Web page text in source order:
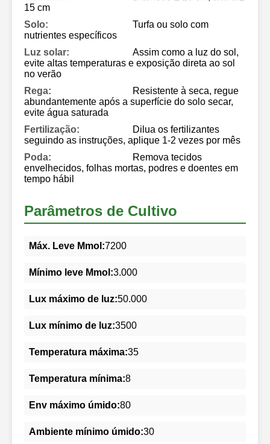
15 cm
Solo:
Turfa ou solo com
nutrientes específicos
Luz solar:
Assim como a luz do sol,
evite altas temperaturas e exposição direta ao sol
no verão
Rega:
Resistente à seca, regue
abundantemente após a superfície do solo secar,
evite água saturada
Fertilização:
Dilua os fertilizantes
seguindo as instruções, aplique 1-2 vezes por mês
Poda:
Remova tecidos
envelhecidos, folhas mortas, podres e doentes em
tempo hábil
Parâmetros de Cultivo
Máx. Leve Mmol:7200
Mínimo leve Mmol:3.000
Lux máximo de luz:50.000
Lux mínimo de luz:3500
Temperatura máxima:35
Temperatura mínima:8
Env máximo úmido:80
Ambiente mínimo úmido:30